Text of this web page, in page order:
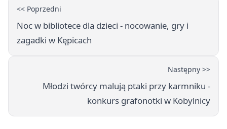
<< Poprzedni
Noc w bibliotece dla dzieci - nocowanie, gry i
zagadki w Kępicach
Następny >>
Młodzi twórcy malują ptaki przy karmniku -
konkurs grafonotki w Kobylnicy